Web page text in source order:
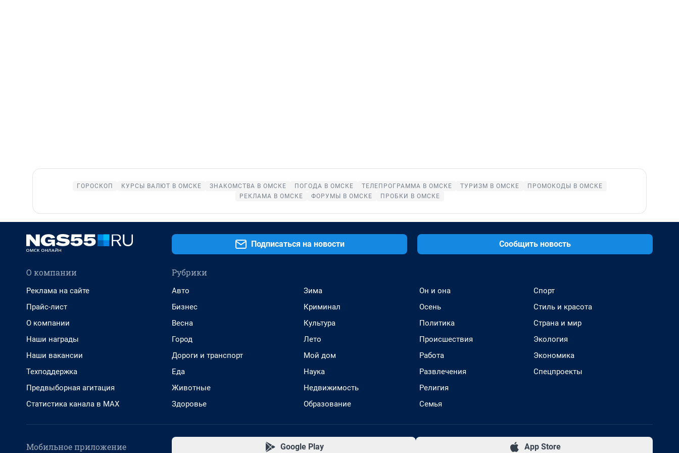
ГОРОСКОП КУРСЫ ВАЛЮТ В ОМСКЕ ЗНАКОМСТВА В ОМСКЕ ПОГОДА В ОМСКЕ ТЕЛЕПРОГРАММА В ОМСКЕ ТУРИЗМ В ОМСКЕ
ПРОМОКОДЫ В ОМСКЕ
РЕКЛАМА В ОМСКЕ
ФОРУМЫ В ОМСКЕ ПРОБКИ В ОМСКЕ
Подписаться на новости Сообщить новость
О компании
Реклама на сайте
Прайс-лист
О компании
Наши награды
Наши вакансии
Техподдержка
Предвыборная агитация
Статистика канала в MAX
Рубрики
Авто
Бизнес
Весна
Город
Дороги и транспорт
Еда
Животные
Здоровье
Зима
Криминал
Культура
Лето
Мой дом
Наука
Недвижимость
Образование
Он и она
Осень
Политика
Происшествия
Работа
Развлечения
Религия
Семья
Спорт
Стиль и красота
Страна и мир
Экология
Экономика
Спецпроекты
Мобильное приложение Google Play App Store